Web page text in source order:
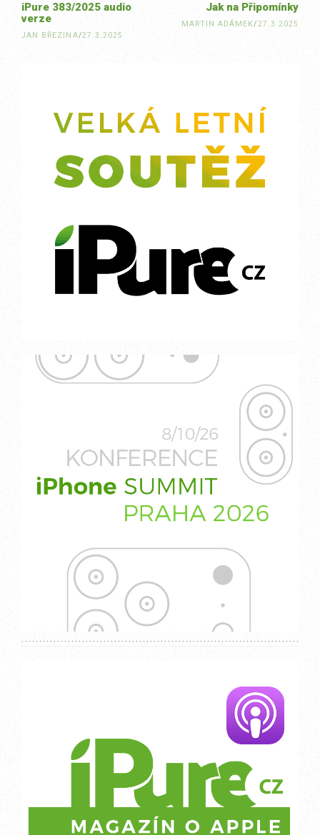
Jak na Připomínky
MARTIN ADÁMEK/27.3.2025
iPure 383/2025 audio
verze
JAN BŘEZINA/27.3.2025